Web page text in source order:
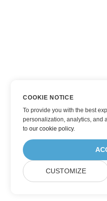
COOKIE NOTICE
To provide you with the best
personalization, analytics, and
toour cookie policy.
CUSTOMIZE